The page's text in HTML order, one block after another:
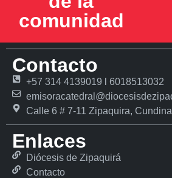
comunidad
Contacto
+57 314 4139019 l 6018513032
Calle 6 # 7-11 Zipaquira,
Enlaces
Diócesis de Zipaquirá
Contacto